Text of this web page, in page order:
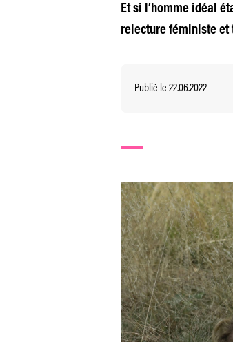
Et si l’homme idéal
relecture féministe et
Publié le 22.06.2022